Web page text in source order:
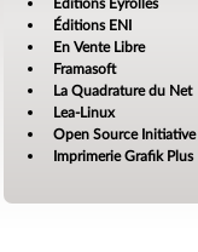
Éditions Eyrolles
Éditions ENI
En Vente Libre
Framasoft
La Quadrature du Net
Lea-Linux
Open Source Initiative
Imprimerie Grafik Plus